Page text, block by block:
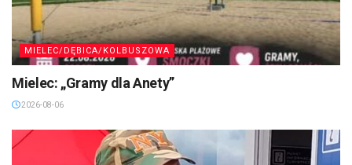
MIELEC/DĘBICA/KOLBUSZOWA
Mielec: „Gramy dla Anety”
2026-08-06